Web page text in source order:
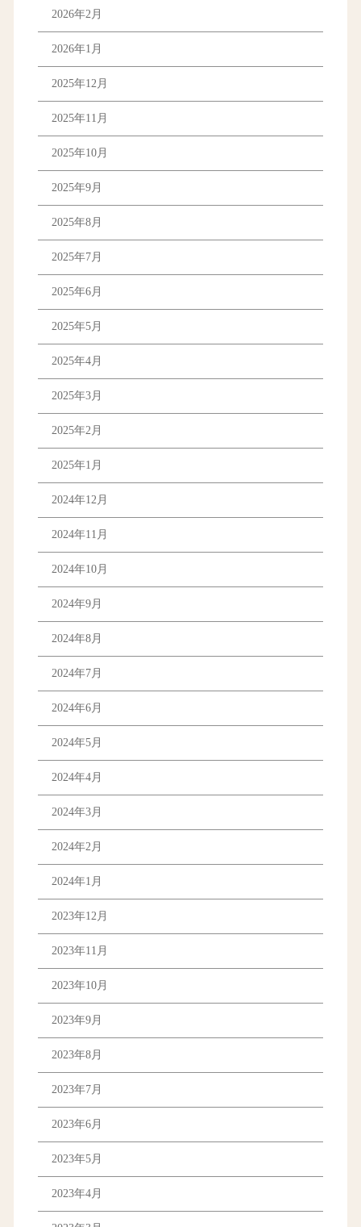
2026年2月
2026年1月
2025年12月
2025年11月
2025年10月
2025年9月
2025年8月
2025年7月
2025年6月
2025年5月
2025年4月
2025年3月
2025年2月
2025年1月
2024年12月
2024年11月
2024年10月
2024年9月
2024年8月
2024年7月
2024年6月
2024年5月
2024年4月
2024年3月
2024年2月
2024年1月
2023年12月
2023年11月
2023年10月
2023年9月
2023年8月
2023年7月
2023年6月
2023年5月
2023年4月